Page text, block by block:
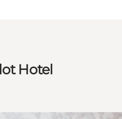
Hotel